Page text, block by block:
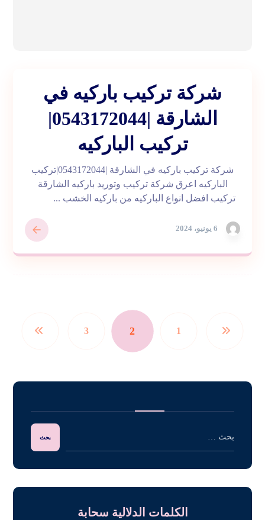
شركة تركيب باركيه في
الشارقة |0543172044|
تركيب الباركيه
6 يونيو، 2024
شركة تركيب باركيه في الشارقة |0543172044|تركيب
الباركيه اعرق شركة تركيب وتوريد باركيه الشارقة
تركيب افضل انواع الباركيه من باركيه الخشب ...
1
2
3
الكلمات الدلالية سحابة